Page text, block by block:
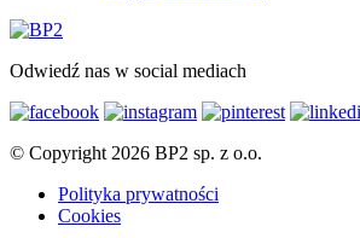
Odwiedź nas w social mediach
© Copyright 2026 BP2 sp. z o.o.
Polityka prywatności
Cookies